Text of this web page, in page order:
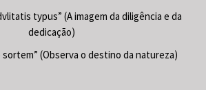
typus” (A imagem da diligência e da
dedicação)
(Observa o destino da natureza)